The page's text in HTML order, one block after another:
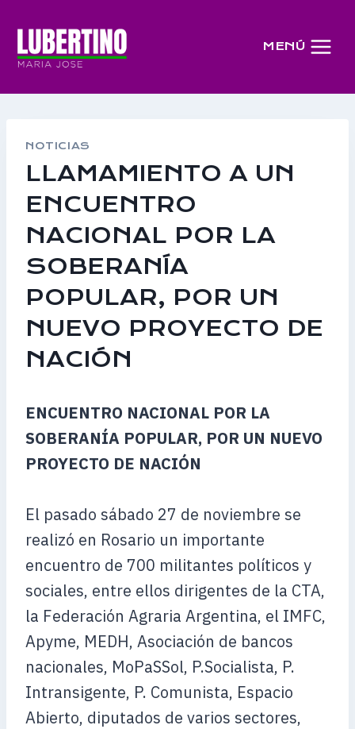
contenido
MENÚ
NOTICIAS
LLAMAMIENTO A UN
ENCUENTRO
NACIONAL POR LA
SOBERANÍA
POPULAR, POR UN
NUEVO PROYECTO DE
NACIÓN
ENCUENTRO NACIONAL POR LA
SOBERANÍA POPULAR, POR UN NUEVO
PROYECTO DE NACIÓN
El pasado sábado 27 de noviembre se
realizó en Rosario un importante
encuentro de 700 militantes políticos y
sociales, entre ellos dirigentes de la CTA,
la Federación Agraria Argentina, el IMFC,
Apyme, MEDH, Asociación de bancos
nacionales, MoPaSSol, P.Socialista, P.
Intransigente, P. Comunista, Espacio
Abierto, diputados de varios sectores,